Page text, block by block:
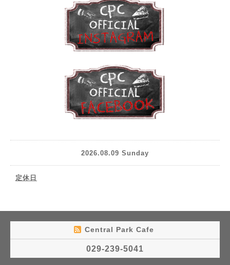
2026.08.09 Sunday
定休日
Central Park Cafe
029-239-5041